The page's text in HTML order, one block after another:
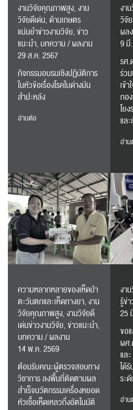
ค้นหา
สำหรับ:
งานวิจัยคุณภาพสูง, งาน
วิจัยดีเด่น, ด้านเกษตร
แม่นยำข่าวงานวิจัย, ข่าว
แนะนำ, บทความ / ผลงาน
29 ส.ค. 2567
กิจกรรมอบรมเชิงปฏิบัติการ
ในหัวข้อเรื่องโรคใบด่างมัน
สำปะหลัง
อ่านต่อ
งา
วิจั
ผล
9 มี
รศ
ร่ว
เข้
กอ
โย
แล
อ่า
ความหลากหลายของเห็ดป่า
ตะวันตกและเห็ดทางยา, งาน
วิจัยคุณภาพสูง, งานวิจัยดี
เด่นข่าวงานวิจัย, ข่าวแนะนำ,
บทความ / ผลงาน
14 พ.ค. 2569
ต้อนรับคณะผู้ตรวจสอบทาง
วิชาการ ลงพื้นที่ติดตามผล
สำเร็จนวัตกรรมเครื่องหยอด
หัวเชื้อเห็ดเหลวกึ่งอัตโนมัติ
งา
รู้ข่
25
ขอ
ผศ
แล
ได้
ระ
อ่า
RC Activity
ส่งข่าวประชาสัมพันธ์
ส่งข่าวประชาสัมพันธ์
RC Activity